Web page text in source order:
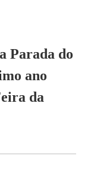
Parada do
ano
da